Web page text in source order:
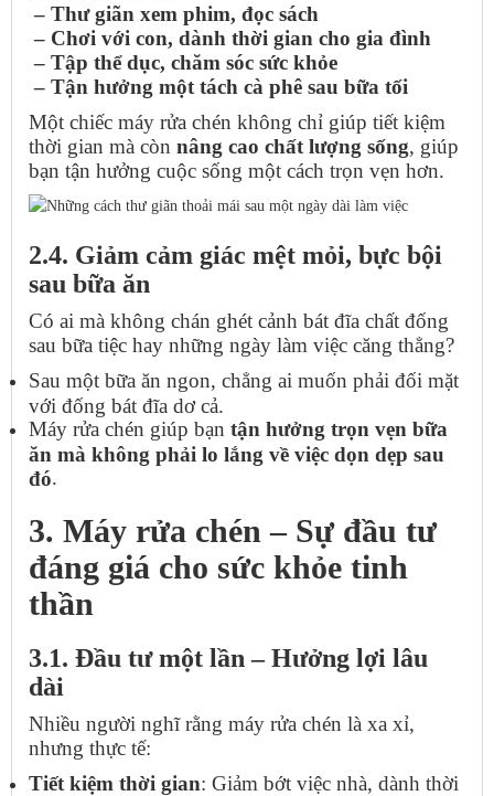
– Thư giãn xem phim, đọc sách
– Chơi với con, dành thời gian cho gia đình
– Tập thể dục, chăm sóc sức khỏe
– Tận hưởng một tách cà phê sau bữa tối
Một chiếc máy rửa chén không chỉ giúp tiết kiệm
thời gian mà còn nâng cao chất lượng sống, giúp
bạn tận hưởng cuộc sống một cách trọn vẹn hơn.
2.4. Giảm cảm giác mệt mỏi, bực bội
sau bữa ăn
Có ai mà không chán ghét cảnh bát đĩa chất đống
sau bữa tiệc hay những ngày làm việc căng thẳng?
Sau một bữa ăn ngon, chẳng ai muốn phải đối mặt
với đống bát đĩa dơ cả.
Máy rửa chén giúp bạn tận hưởng trọn vẹn bữa
ăn mà không phải lo lắng về việc dọn dẹp sau
đó.
3. Máy rửa chén – Sự đầu tư
đáng giá cho sức khỏe tinh
thần
3.1. Đầu tư một lần – Hưởng lợi lâu
dài
Nhiều người nghĩ rằng máy rửa chén là xa xỉ,
nhưng thực tế:
Tiết kiệm thời gian: Giảm bớt việc nhà, dành thời